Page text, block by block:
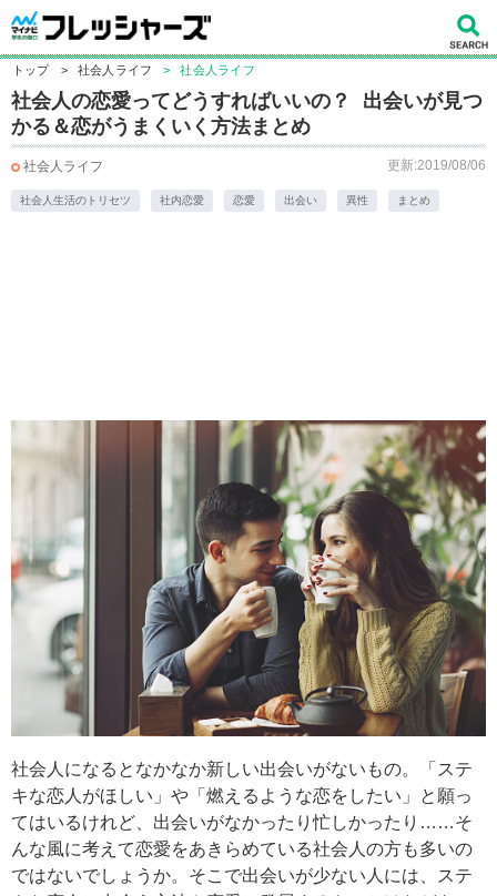
トップ > 社会人ライフ > 社会人ライフ
社会人の恋愛ってどうすればいいの？ 出会いが見つ
かる＆恋がうまくいく方法まとめ
社会人ライフ 更新:2019/08/06
社会人生活のトリセツ 社内恋愛 恋愛 出会い 異性 まとめ
社会人になるとなかなか新しい出会いがないもの。「ステ
キな恋人がほしい」や「燃えるような恋をしたい」と願っ
てはいるけれど、出会いがなかったり忙しかったり……そ
んな風に考えて恋愛をあきらめている社会人の方も多いの
ではないでしょうか。そこで出会いが少ない人には、ステ